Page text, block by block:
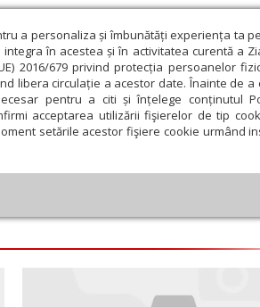
a personaliza și îmbunătăți experiența ta
în acestea și în activitatea curentă a
2016/679 privind protecția persoanelor
libera circulație a acestor date. Înainte de
pentru a citi și înțelege conținutul
acceptarea utilizării fişierelor de tip
setările acestor fişiere cookie urmând
Educaţie și Cultură Societate
Psihologie Religie și
Aprilie